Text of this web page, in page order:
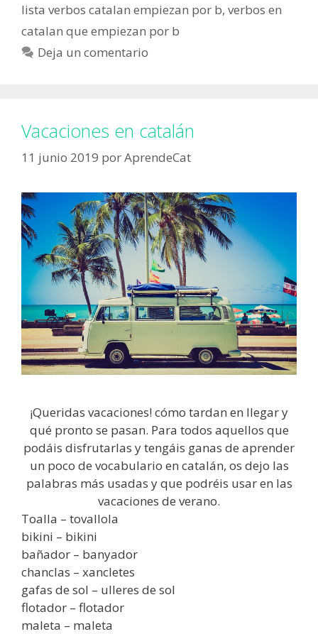
lista verbos catalan empiezan por b, verbos en
catalan que empiezan por b
Deja un comentario
Vacaciones en catalán
11 junio 2019 porAprendeCat
¡Queridas vacaciones! cómo tardan en llegar y
qué pronto se pasan. Para todos aquellos que
podáis disfrutarlas y tengáis ganas de aprender
un poco de vocabulario en catalán, os dejo las
palabras más usadas y que podréis usar en las
vacaciones de verano.
Toalla – tovallola
bikini – bikini
bañador – banyador
chanclas – xancletes
gafas de sol – ulleres de sol
flotador – flotador
maleta – maleta